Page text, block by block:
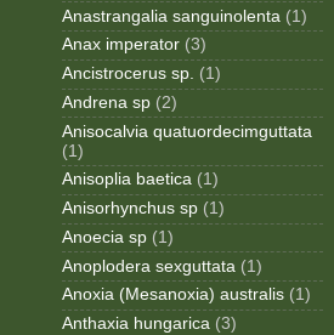
Anastrangalia sanguinolenta (1)
Anax imperator (3)
Ancistrocerus sp. (1)
Andrena sp (2)
Anisocalvia quatuordecimguttata
(1)
Anisoplia baetica (1)
Anisorhynchus sp (1)
Anoecia sp (1)
Anoplodera sexguttata (1)
Anoxia (Mesanoxia) australis (1)
Anthaxia hungarica (3)